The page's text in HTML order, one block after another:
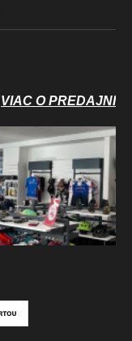
VIAC O PREDAJNI